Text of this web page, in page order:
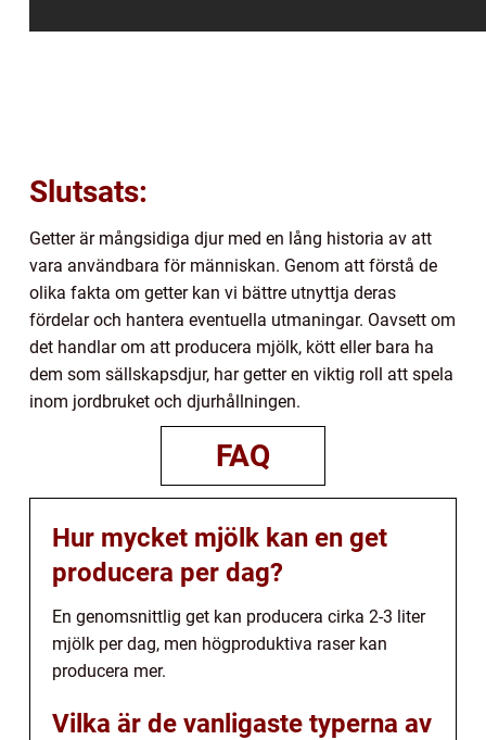
Slutsats:
Getter är mångsidiga djur med en lång historia av att
vara användbara för människan. Genom att förstå de
olika fakta om getter kan vi bättre utnyttja deras
fördelar och hantera eventuella utmaningar. Oavsett om
det handlar om att producera mjölk, kött eller bara ha
dem som sällskapsdjur, har getter en viktig roll att spela
inom jordbruket och djurhållningen.
FAQ
Hur mycket mjölk kan en get
producera per dag?
En genomsnittlig get kan producera cirka 2-3 liter
mjölk per dag, men högproduktiva raser kan
producera mer.
Vilka är de vanligaste typerna av